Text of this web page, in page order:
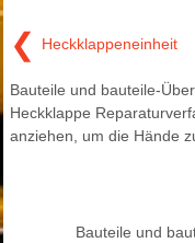
❮ Heckklappeneinheit
Bauteile und bauteile-
Heckklappe
anziehen, um die Hände
Bauteile und